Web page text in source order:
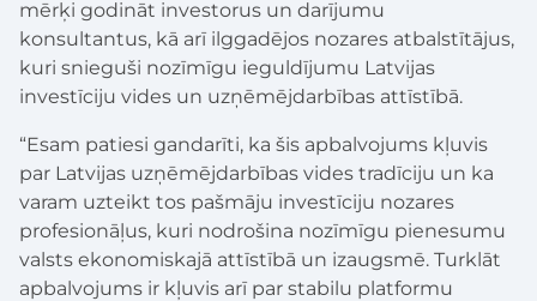
mērķi godināt investorus un darījumu
konsultantus, kā arī ilggadējos nozares atbalstītājus,
kuri snieguši nozīmīgu ieguldījumu Latvijas
investīciju vides un uzņēmējdarbības attīstībā.
“Esam patiesi gandarīti, ka šis apbalvojums kļuvis
par Latvijas uzņēmējdarbības vides tradīciju un ka
varam uzteikt tos pašmāju investīciju nozares
profesionāļus, kuri nodrošina nozīmīgu pienesumu
valsts ekonomiskajā attīstībā un izaugsmē. Turklāt
apbalvojums ir kļuvis arī par stabilu platformu